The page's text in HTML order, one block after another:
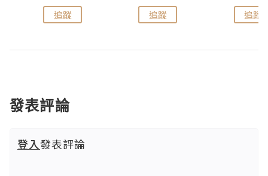
追蹤 追蹤 追蹤
發表評論
登入發表評論